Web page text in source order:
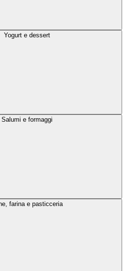
Yogurt e dessert
Salumi e formaggi
farina e pasticceria